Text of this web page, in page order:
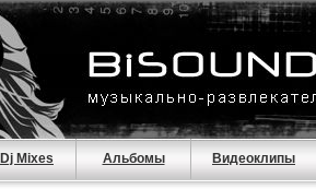
Dj Mixes Альбомы Видеоклипы